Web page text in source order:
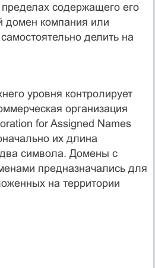
содержащего его
домен компания или
делить на
уровня контролирует
организация
for Assigned Names
их длина
символа. Домены с
предназначались для
на территории